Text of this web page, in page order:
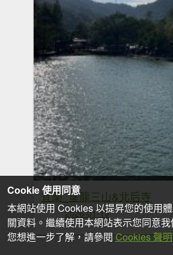
宜蘭_望龍三山&北后寺
2026-01-19
Cookie 使用同意
本網站使用 Cookies 以提昇您的使用
關資料。繼續使用本網站表示您同意
您想進一步了解，請參閱 Cookies 聲明